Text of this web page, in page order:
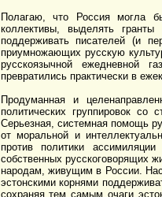
Полагаю, что Россия могла
коллективы, выделять
поддерживать писателей (и
приумножающих русскую
русскоязычной ежедневной
превратились практически в
Продуманная и
политических группировок
Серьезная, системная помощь
от моральной и
против политики
собственных русскоговорящих
народам, живущим в России.
эстонскими корнями
сохраняя тем самым очаги